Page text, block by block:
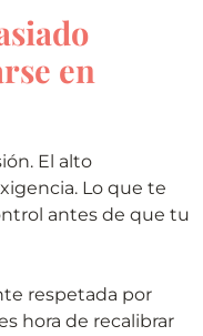
en
El alto
Lo que te
antes de que tu
respetada por
hora de recalibrar